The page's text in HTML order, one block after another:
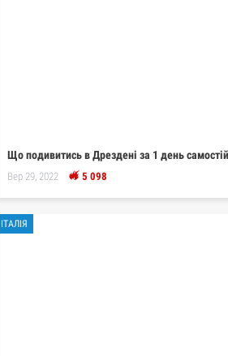
Що подивитись в Дрездені за 1 день
Вер 29, 2022 5 098
ІТАЛІЯ